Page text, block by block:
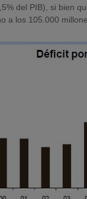
del PIB), si bien
a los 105.000